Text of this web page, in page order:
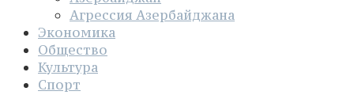
Агрессия Азербайджана
Экономика
Общество
Культура
Спорт